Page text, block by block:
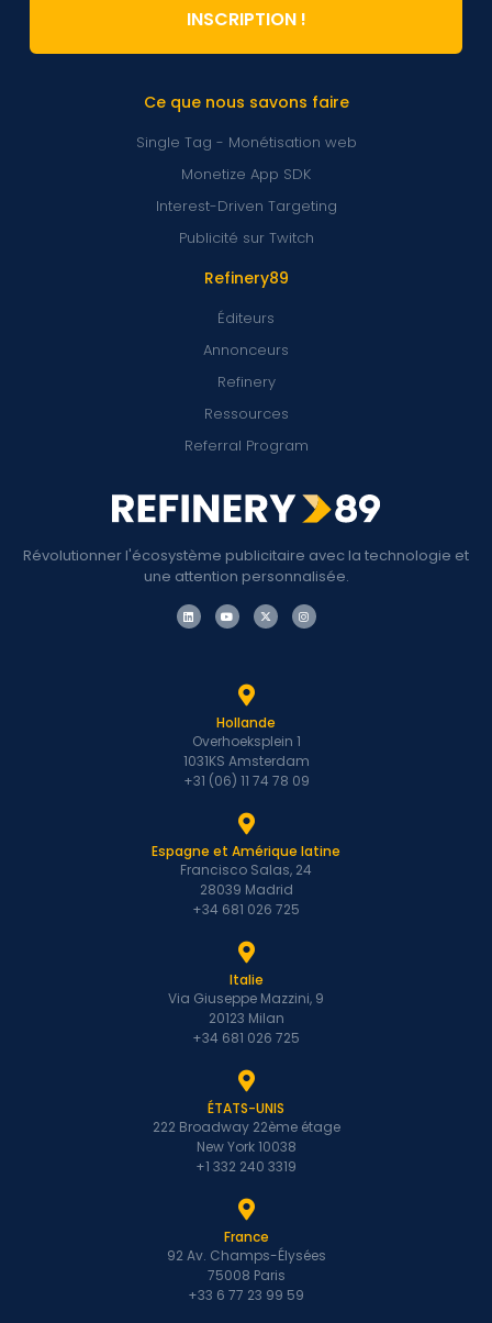
Révolutionner l'écosystème publicitaire avec la technologie et
une attention personnalisée.
Refinery89
Éditeurs
Annonceurs
Refinery
Ressources
Referral Program
Ce que nous savons faire
Single Tag - Monétisation web
Monetize App SDK
Interest-Driven Targeting
Publicité sur Twitch
INSCRIPTION !
Hollande
Overhoeksplein 1
1031KS Amsterdam
+31 (06) 11 74 78 09
Espagne et Amérique latine
Francisco Salas, 24
28039 Madrid
+34 681 026 725
Italie
Via Giuseppe Mazzini, 9
20123 Milan
+34 681 026 725
ÉTATS-UNIS
222 Broadway 22ème étage
New York 10038
+1 332 240 3319
France
92 Av. Champs-Élysées
75008 Paris
+33 6 77 23 99 59